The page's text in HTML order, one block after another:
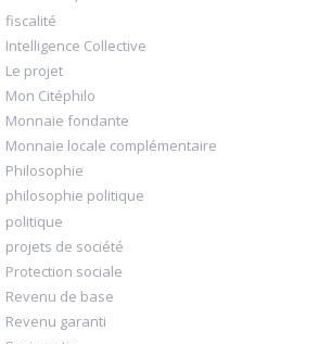
fiscalité
Intelligence Collective
Le projet
Mon Citéphilo
Monnaie fondante
Monnaie locale complémentaire
Philosophie
philosophie politique
politique
projets de société
Protection sociale
Revenu de base
Revenu garanti